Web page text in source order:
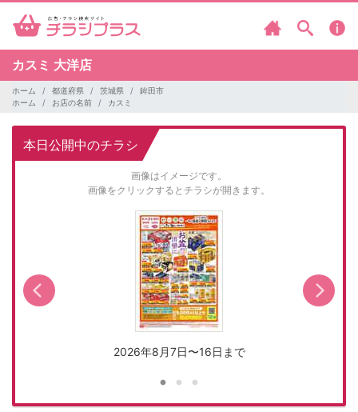
カスミ 大洋店
ホーム 都道府県 茨城県
鉾田市
ホーム
お店の名前 カスミ
本日公開中のチラシ
画像はイメージです。
画像をクリックするとチラシが開きます。
2026年8月7日〜16日まで